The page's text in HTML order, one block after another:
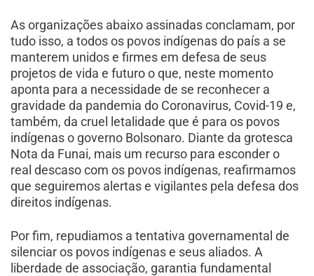
As organizações abaixo assinadas conclamam, por
tudo isso, a todos os povos indígenas do país a se
manterem unidos e firmes em defesa de seus
projetos de vida e futuro o que, neste momento
aponta para a necessidade de se reconhecer a
gravidade da pandemia do Coronavirus, Covid-19 e,
também, da cruel letalidade que é para os povos
indígenas o governo Bolsonaro. Diante da grotesca
Nota da Funai, mais um recurso para esconder o
real descaso com os povos indígenas, reafirmamos
que seguiremos alertas e vigilantes pela defesa dos
direitos indígenas.
Por fim, repudiamos a tentativa governamental de
silenciar os povos indígenas e seus aliados. A
liberdade de associação, garantia fundamental